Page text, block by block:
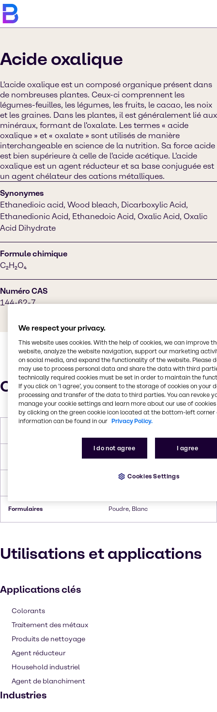
Acide oxalique
L'acide oxalique est un composé organique présent dans
de nombreuses plantes. Ceux-ci comprennent les
légumes-feuilles, les légumes, les fruits, le cacao, les noix
et les graines. Dans les plantes, il est généralement lié aux
minéraux, formant de l'oxalate. Les termes « acide
oxalique » et « oxalate » sont utilisés de manière
interchangeable en science de la nutrition. Sa force acide
est bien supérieure à celle de l'acide acétique. L'acide
oxalique est un agent réducteur et sa base conjuguée est
un agent chélateur des cations métalliques.
Synonymes
Ethanedioic acid, Wood bleach, Dicarboxylic Acid,
Ethanedionic Acid, Ethanedoic Acid, Oxalic Acid, Oxalic
Acid Dihydrate
Formule chimique
C₂H₂O₄
Numéro CAS
144-62-7
Caractéristiques
Formulaires Poudre, Blanc
Utilisations et applications
Applications clés
Colorants
Traitement des métaux
Produits de nettoyage
Agent réducteur
Household industriel
Agent de blanchiment
Industries
We respect your privacy.
This website uses cookies. With the help of cookies, we can improve
website, analyze the website navigation, support our marketing
on social media, and expand the functionality of the website. Please
may use to process personal data and share the data with third
technically required cookies must be set in order to maintain the
If you click on ’I agree’, you consent to the storage of cookies on your
processing and transfer of the data to third parties. You can revoke
manage your cookie settings and learn more about our use of cookies
by clicking on the green cookie icon located at the bottom-left corner
information can be found in our Privacy Policy.
I do not agree I agree
Cookies Settings